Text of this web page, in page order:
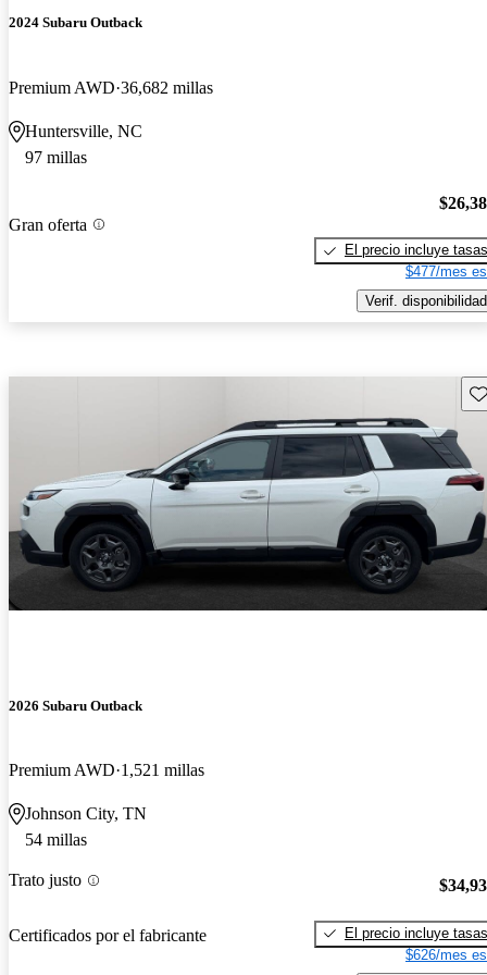
2024 Subaru Outback
Premium AWD 36,682 millas
Huntersville, NC
97 millas
Gran oferta
El precio incluye tasas
$477/mes
Verif. disponibilidad
2026 Subaru Outback
Premium AWD 1,521 millas
Johnson City, TN
54 millas
Trato justo
Certificados por el fabricante
El precio incluye tasas
$626/mes